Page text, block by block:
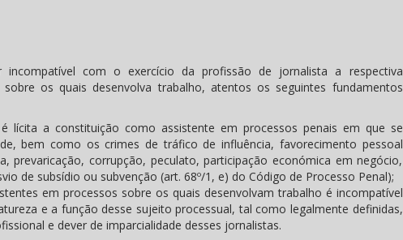
incompatível com o exercício da profissão de jornalista a respectiva
os quais desenvolva trabalho, atentos os seguintes fundamentos
lícita a constituição como assistente em processos penais em que se
bem como os crimes de tráfico de influência, favorecimento pessoal
prevaricação, corrupção, peculato, participação económica em negócio,
de subsídio ou subvenção (art. 68º/1, e) do Código de Processo Penal);
em processos sobre os quais desenvolvam trabalho é incompatível
e a função desse sujeito processual, tal como legalmente definidas,
e dever de imparcialidade desses jornalistas.